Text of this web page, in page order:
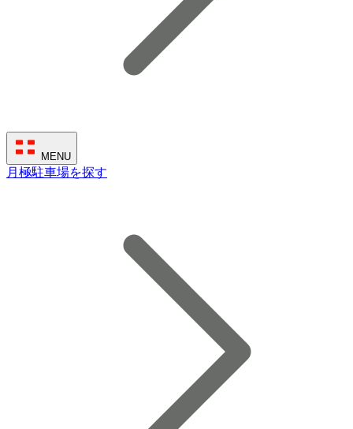
MENU
月極駐車場を探す